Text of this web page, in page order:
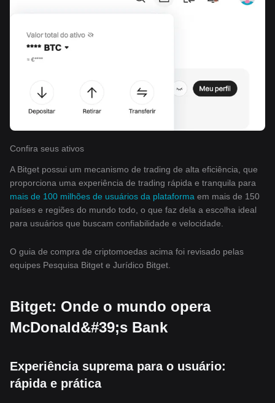
Confira seus ativos
A Bitget possui um mecanismo de trading de alta eficiência, que
proporciona uma experiência de trading rápida e tranquila para
mais de 100 milhões de usuários da plataforma em mais de 150
países e regiões do mundo todo, o que faz dela a escolha ideal
para usuários que buscam confiabilidade e velocidade.
O guia de compra de criptomoedas acima foi revisado pelas
equipes Pesquisa Bitget e Jurídico Bitget.
Bitget: Onde o mundo opera
McDonald&#39;s Bank
Experiência suprema para o usuário:
rápida e prática